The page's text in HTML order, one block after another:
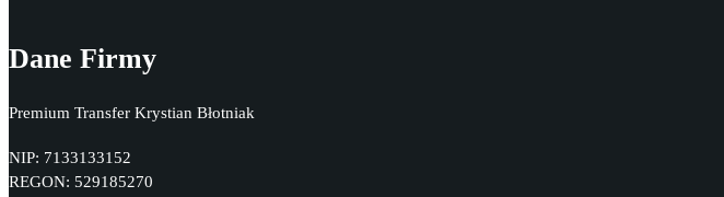
Dane Firmy
Premium Transfer Krystian Błotniak
NIP: 7133133152
REGON: 529185270